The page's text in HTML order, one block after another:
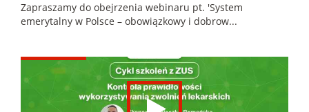
Zapraszamy do obejrzenia webinaru pt. 'System
emerytalny w Polsce – obowiązkowy i dobrow...